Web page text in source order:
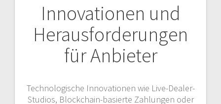
Innovationen und
Herausforderungen
für Anbieter
Technologische Innovationen wie Live-Dealer-
Studios, Blockchain-basierte Zahlungen oder